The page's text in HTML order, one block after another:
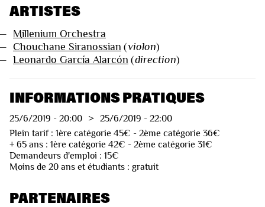
ARTISTES
Millenium Orchestra
Chouchane Siranossian (violon)
Leonardo García Alarcón (direction)
INFORMATIONS PRATIQUES
25/6/2019 - 20:00 > 25/6/2019 - 22:00
Plein tarif : 1ère catégorie 45€ - 2ème catégorie 36€
+ 65 ans : 1ère catégorie 42€ - 2ème catégorie 31€
Demandeurs d'emploi : 15€
Moins de 20 ans et étudiants : gratuit
PARTENAIRES